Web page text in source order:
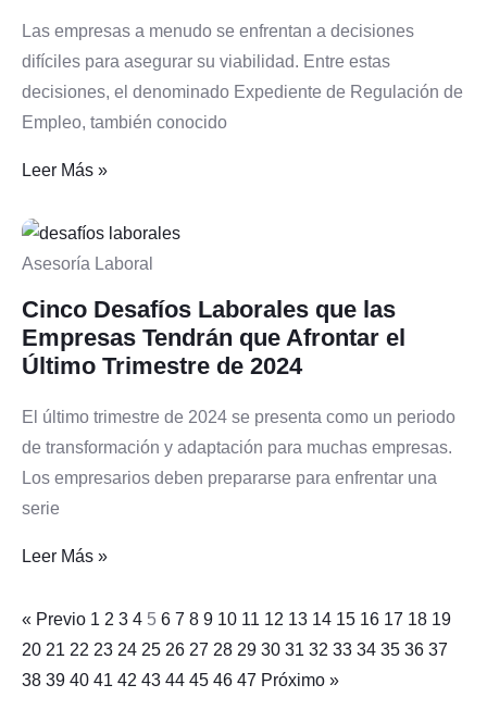
Las empresas a menudo se enfrentan a decisiones
difíciles para asegurar su viabilidad. Entre estas
decisiones, el denominado Expediente de Regulación de
Empleo, también conocido
Leer Más »
Asesoría Laboral
Cinco Desafíos Laborales que las
Empresas Tendrán que Afrontar el
Último Trimestre de 2024
El último trimestre de 2024 se presenta como un periodo
de transformación y adaptación para muchas empresas.
Los empresarios deben prepararse para enfrentar una
serie
Leer Más »
« Previo 1 2 3 4 5 6 7 8 9 10 11 12 13 14 15 16 17 18 19
20 21 22 23 24 25 26 27 28 29 30 31 32 33 34 35 36 37
38 39 40 41 42 43 44 45 46 47 Próximo »